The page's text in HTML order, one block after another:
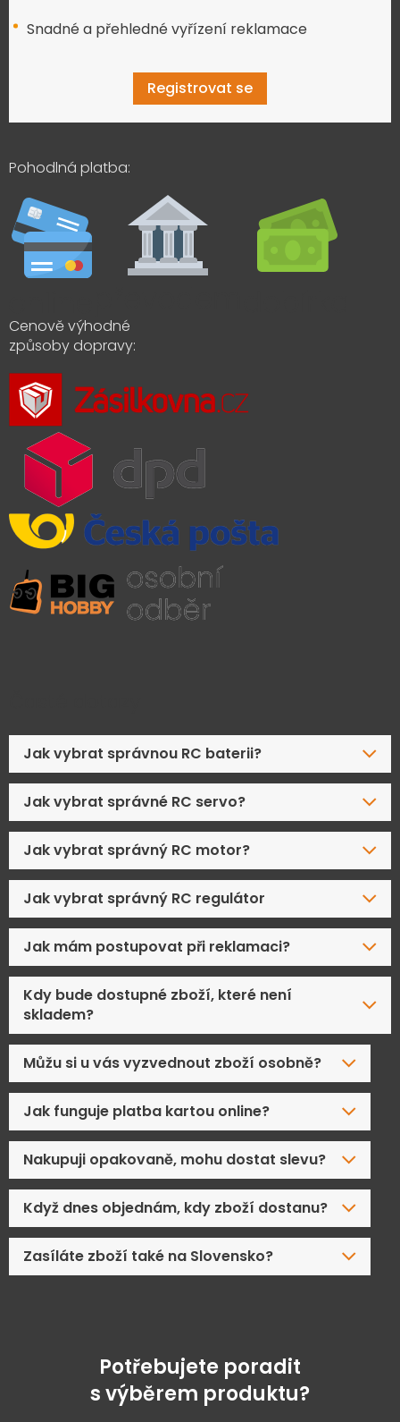
Snadné a přehledné vyřízení reklamace
Registrovat se
Pohodlná platba:
Cenově výhodné
způsoby dopravy:
Jak vybrat správnou RC baterii?
Jak vybrat správné RC servo?
Jak vybrat správný RC motor?
Jak vybrat správný RC regulátor
Jak mám postupovat při reklamaci?
Kdy bude dostupné zboží, které není
skladem?
Můžu si u vás vyzvednout zboží osobně?
Jak funguje platba kartou online?
Nakupuji opakovaně, mohu dostat slevu?
Když dnes objednám, kdy zboží dostanu?
Zasíláte zboží také na Slovensko?
Potřebujete poradit
s výběrem produktu?